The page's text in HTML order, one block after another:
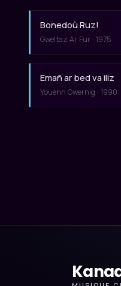
Bonedoù Ruz!
Gweltaz Ar Fur · 1975
Emañ ar bed va iliz
Youenn Gwernig · 1990